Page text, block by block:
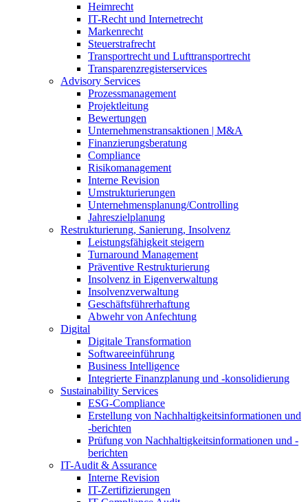
Heimrecht
IT-Recht und Internetrecht
Markenrecht
Steuerstrafrecht
Transportrecht und Lufttransportrecht
Transparenzregisterservices
Advisory Services
Prozessmanagement
Projektleitung
Bewertungen
Unternehmenstransaktionen | M&A
Finanzierungsberatung
Compliance
Risikomanagement
Interne Revision
Umstrukturierungen
Unternehmensplanung/Controlling
Jahreszielplanung
Restrukturierung, Sanierung, Insolvenz
Leistungsfähigkeit steigern
Turnaround Management
Präventive Restrukturierung
Insolvenz in Eigenverwaltung
Insolvenzverwaltung
Geschäftsführerhaftung
Abwehr von Anfechtung
Digital
Digitale Transformation
Softwareeinführung
Business Intelligence
Integrierte Finanzplanung und -konsolidierung
Sustainability Services
ESG-Compliance
Erstellung von Nachhaltigkeitsinformationen und
-berichten
Prüfung von Nachhaltigkeitsinformationen und -
berichten
IT-Audit & Assurance
Interne Revision
IT-Zertifizierungen